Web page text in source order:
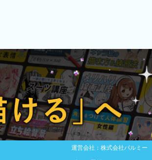
運営会社：株式会社パルミー